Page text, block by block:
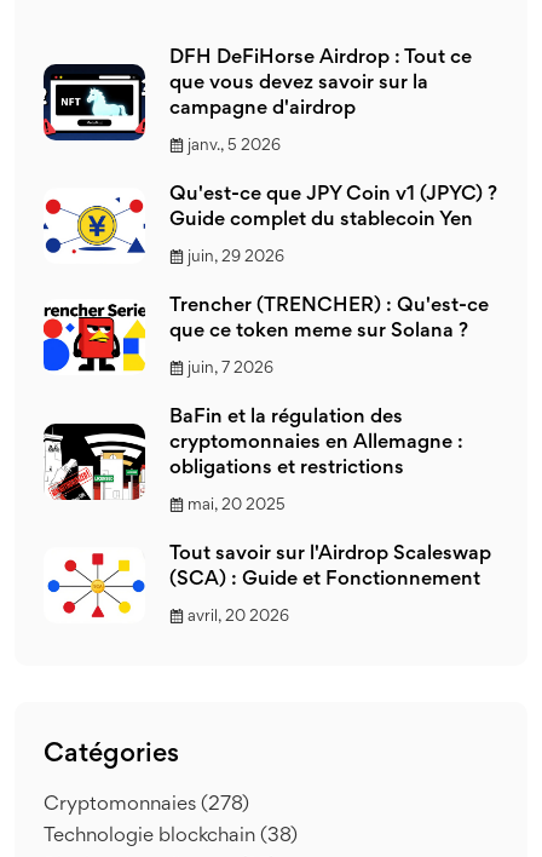
DFH DeFiHorse Airdrop : Tout ce
que vous devez savoir sur la
campagne d'airdrop
janv., 5 2026
Qu'est-ce que JPY Coin v1 (JPYC) ?
Guide complet du stablecoin Yen
juin, 29 2026
Trencher (TRENCHER) : Qu'est-ce
que ce token meme sur Solana ?
juin, 7 2026
BaFin et la régulation des
cryptomonnaies en Allemagne :
obligations et restrictions
mai, 20 2025
Tout savoir sur l'Airdrop Scaleswap
(SCA) : Guide et Fonctionnement
avril, 20 2026
Catégories
Cryptomonnaies (278)
Technologie blockchain (38)